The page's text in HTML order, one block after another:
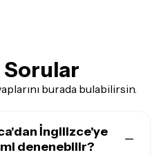
Sorular
burada bulabilirsin.
İngilizce'ye
denenebilir?